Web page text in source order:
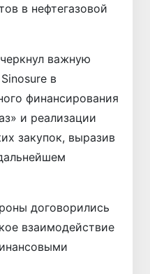
в нефтегазовой
важную
в
финансирования
и реализации
закупок, выразив
договорились
взаимодействие